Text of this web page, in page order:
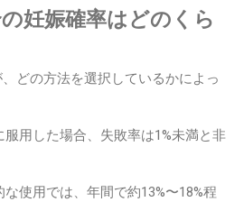
妊娠確率はどのくら
どの方法を選択しているかによっ
服用した場合、失敗率は1%未満と非
な使用では、年間で約13%〜18%程